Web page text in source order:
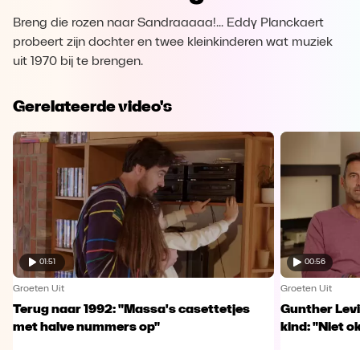
Breng die rozen naar Sandraaaaa!... Eddy Planckaert
probeert zijn dochter en twee kleinkinderen wat muziek
uit 1970 bij te brengen.
Gerelateerde video's
01:51
Groeten Uit
Terug naar 1992: "Massa's casettetjes
met halve nummers op"
00:56
Groeten Uit
Gunther
kind: "Niet